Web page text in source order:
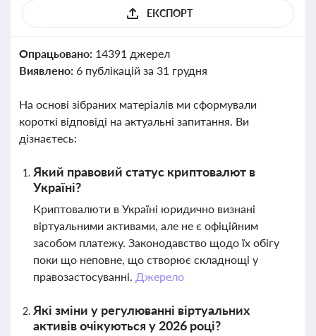
ЕКСПОРТ
Опрацьовано: 14391 джерел
Виявлено: 6 публікацій за 31 грудня
На основі зібраних матеріалів ми сформували
короткі відповіді на актуальні запитання. Ви
дізнаєтесь:
Який правовий статус криптовалют в
Україні?
Криптовалюти в Україні юридично визнані
віртуальними активами, але не є офіційним
засобом платежу. Законодавство щодо їх обігу
поки що неповне, що створює складнощі у
правозастосуванні. Джерело
Які зміни у регулюванні віртуальних
активів очікуються у 2026 році?